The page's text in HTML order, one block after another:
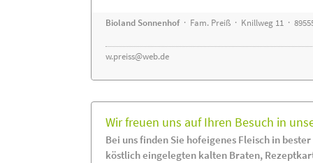
Bioland Sonnenhof· Fam. Preiß · Knillweg 11 ·
w.preiss@web.de
Wir freuen uns auf Ihren Besuch in
Bei uns finden Sie hofeigenes Fleisch in
köstlich eingelegten kalten Braten,